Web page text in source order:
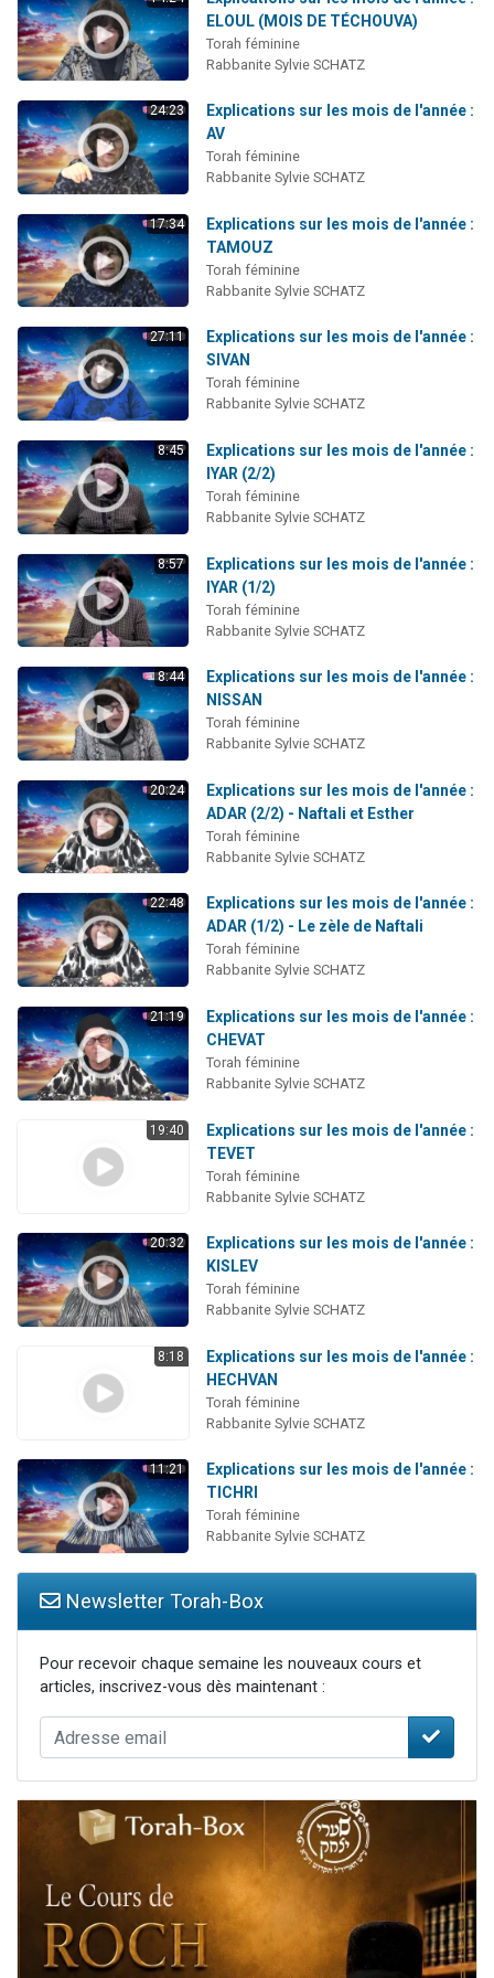
Eli vient de donner son Maasser
Lisbel Esther vient de donner son Maasser
3 personnes viennent de faire un don pour Événements Torah-Box
ELOUL (MOIS DE TÉCHOUVA)
Torah féminine
Rabbanite Sylvie SCHATZ
24:23
Explications sur les mois de l'année :
AV
Torah féminine
Rabbanite Sylvie SCHATZ
17:34
Explications sur les mois de l'année :
TAMOUZ
Torah féminine
Rabbanite Sylvie SCHATZ
27:11
Explications sur les mois de l'année :
SIVAN
Torah féminine
Rabbanite Sylvie SCHATZ
8:45
Explications sur les mois de l'année :
IYAR (2/2)
Torah féminine
Rabbanite Sylvie SCHATZ
8:57
Explications sur les mois de l'année :
IYAR (1/2)
Torah féminine
Rabbanite Sylvie SCHATZ
8:44
Explications sur les mois de l'année :
NISSAN
Torah féminine
Rabbanite Sylvie SCHATZ
20:24
Explications sur les mois de l'année :
ADAR (2/2) - Naftali et Esther
Torah féminine
Rabbanite Sylvie SCHATZ
22:48
Explications sur les mois de l'année :
ADAR (1/2) - Le zèle de Naftali
Torah féminine
Rabbanite Sylvie SCHATZ
21:19
Explications sur les mois de l'année :
CHEVAT
Torah féminine
Rabbanite Sylvie SCHATZ
19:40
Explications sur les mois de l'année :
TEVET
Torah féminine
Rabbanite Sylvie SCHATZ
20:32
Explications sur les mois de l'année :
KISLEV
Torah féminine
Rabbanite Sylvie SCHATZ
8:18
Explications sur les mois de l'année :
HECHVAN
Torah féminine
Rabbanite Sylvie SCHATZ
11:21
Explications sur les mois de l'année :
TICHRI
Torah féminine
Rabbanite Sylvie SCHATZ
Newsletter Torah-Box
Pour recevoir chaque semaine les nouveaux cours et
articles, inscrivez-vous dès maintenant :